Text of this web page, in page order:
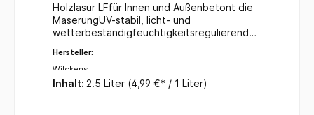
Holzlasur LFfür Innen und Außenbetont die
MaserungUV-stabil, licht- und
wetterbeständigfeuchtigkeitsregulierendde
Abblättern des AnstrichesFarbe:
silbergrauInhalt: 2,5 Liter
Hersteller:
Wilckens
Inhalt: 2.5 Liter (4,99 €* / 1 Liter)